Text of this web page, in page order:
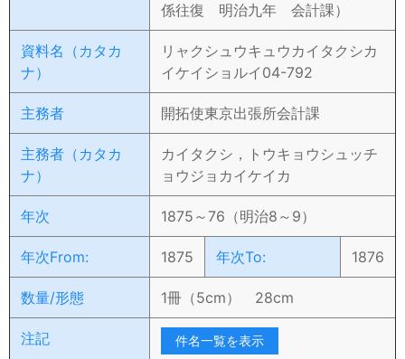
係往復 明治九年 会計課）
資料名（カタカ
ナ）
リャクシュウキュウカイタクシカ
イケイショルイ04-792
主務者 開拓使東京出張所会計課
主務者（カタカ
ナ）
カイタクシ，トウキョウシュッチ
ョウジョカイケイカ
年次 1875～76（明治8～9）
年次From: 1875 年次To: 1876
数量/形態 1冊（5cm） 28cm
注記 件名一覧を表示